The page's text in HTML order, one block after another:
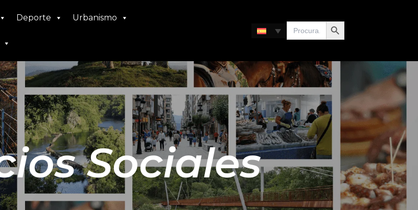
Deporte Urbanismo
Buscar: Botón de búsqueda
Sociales